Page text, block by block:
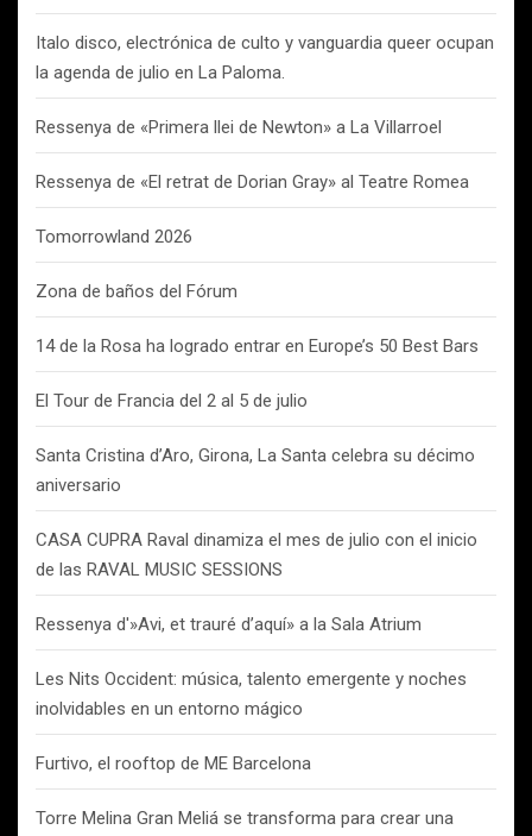
Italo disco, electrónica de culto y vanguardia queer ocupan
la agenda de julio en La Paloma.
Ressenya de «Primera llei de Newton» a La Villarroel
Ressenya de «El retrat de Dorian Gray» al Teatre Romea
Tomorrowland 2026
Zona de baños del Fórum
14 de la Rosa ha logrado entrar en Europe’s 50 Best Bars
El Tour de Francia del 2 al 5 de julio
Santa Cristina d’Aro, Girona, La Santa celebra su décimo
aniversario
CASA CUPRA Raval dinamiza el mes de julio con el inicio
de las RAVAL MUSIC SESSIONS
Ressenya d'»Avi, et trauré d’aquí» a la Sala Atrium
Les Nits Occident: música, talento emergente y noches
inolvidables en un entorno mágico
Furtivo, el rooftop de ME Barcelona
Torre Melina Gran Meliá se transforma para crear una